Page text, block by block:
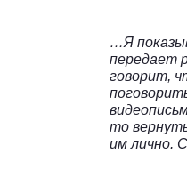
…Я
передает
говорит,
то
им лично.